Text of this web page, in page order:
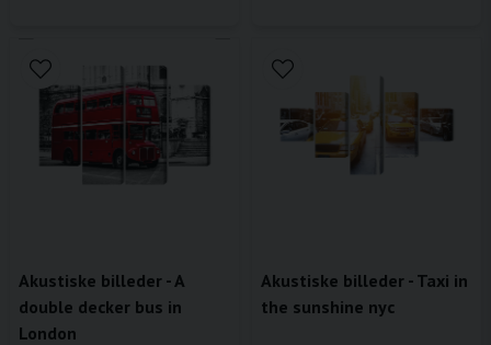
Akustiske billeder - A
double decker bus in
London
Akustiske billeder - Taxi in
the sunshine nyc